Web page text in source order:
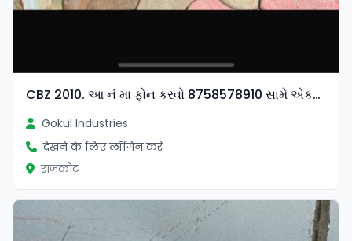
CBZ 2010. આ નં મા ફોન કરવો 8758578910 સામે એકટિવા જુપીટર સ્પેલનડર પણ ચાવશે
Gokul Industries
देखने के लिए लॉगिन करें
राजकोट